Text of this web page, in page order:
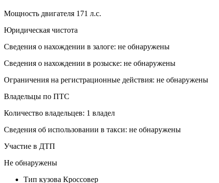
Мощность двигателя 171 л.с.
Юридическая чистота
Сведения о нахождении в залоге: не обнаружены
Сведения о нахождении в розыске: не обнаружены
Ограничения на регистрационные действия: не обнаружены
Владельцы по ПТС
Количество владельцев: 1 владел
Сведения об использовании в такси: не обнаружены
Участие в ДТП
Не обнаружены
Тип кузова Кроссовер